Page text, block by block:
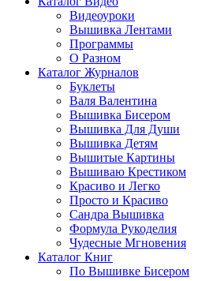
Видеоуроки
Вышивка Лентами
Программы
О Разном
Каталог Журналов
Буклеты
Валя Валентина
Вышивка Бисером
Вышивка Для Души
Вышивка Детям
Вышитые Картины
Вышиваю Крестиком
Красиво и Легко
Просто и Красиво
Сандра Вышивка
Формула Рукоделия
Чудесные Мгновения
Каталог Книг
По Вышивке Бисером